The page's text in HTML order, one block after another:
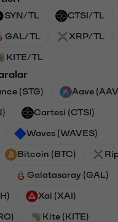
SYN/TL CTSI/TL
GAL/TL XRP/TL
KITE/TL
(STG) Aave
Cartesi (CTSI)
Waves (WAVES)
Bitcoin (BTC)
Galatasaray (GAL)
Xai (XAI)
Kite (KITE)